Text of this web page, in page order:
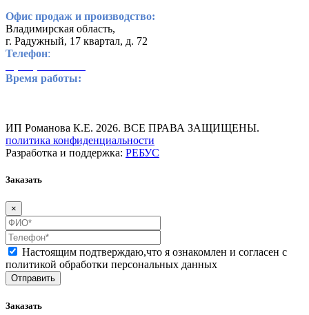
Офис продаж и производство:
Владимирская область,
г. Радужный, 17 квартал, д. 72
Телефон:
Время работы:
ИП Романова К.Е. 2026. ВСЕ ПРАВА ЗАЩИЩЕНЫ.
политика конфиденциальности
Разработка и поддержка: РЕБУС
Заказать
×
Настоящим подтверждаю,что я ознакомлен и согласен с
политикой обработки персональных данных
Заказать